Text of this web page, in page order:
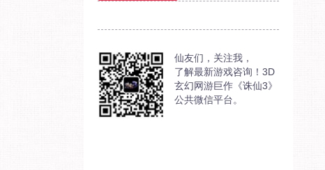
仙友们，关注我，
了解最新游戏咨询！3D
玄幻网游巨作《诛仙3》
公共微信平台。